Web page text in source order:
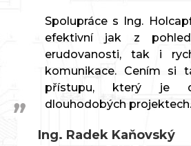
Spolupráce s Ing.
efektivní jak z
erudovanosti, tak i
komunikace. Cením si
přístupu, který je
dlouhodobých projektech.
Ing. Radek Kaňovský